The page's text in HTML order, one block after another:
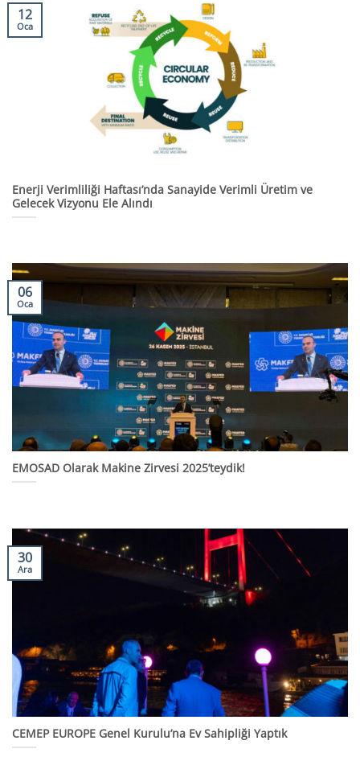
Enerji Verimliliği Haftası’nda Sanayide Verimli Üretim ve
Gelecek Vizyonu Ele Alındı
12
Oca
EMOSAD Olarak Makine Zirvesi 2025’teydik!
06
Oca
CEMEP EUROPE Genel Kurulu’na Ev Sahipliği Yaptık
30
Ara